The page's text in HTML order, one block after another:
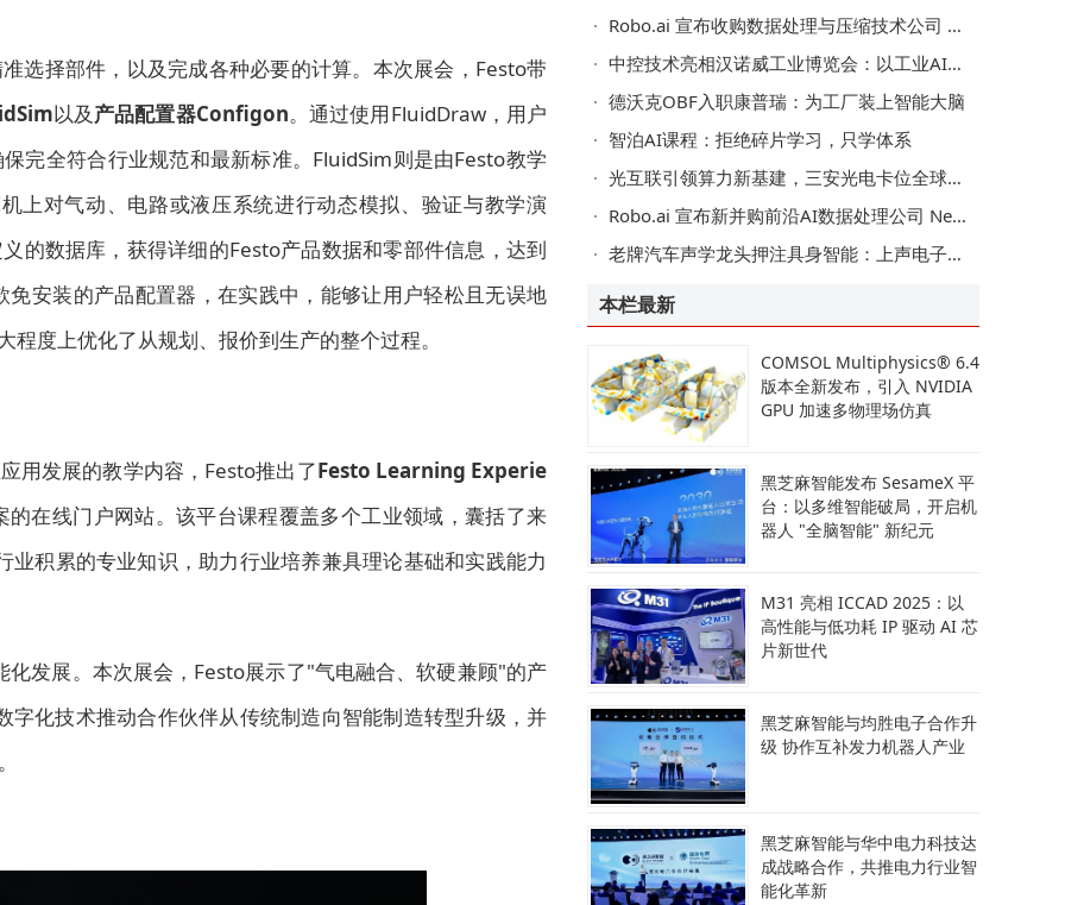
选择部件，以及完成各种必要的计算。本次展会，Festo带
以及产品配置器Configon。通过使用FluidDraw，用户
完全符合行业规范和最新标准。FluidSim则是由Festo教学
上对气动、电路或液压系统进行动态模拟、验证与教学演
的数据库，获得详细的Festo产品数据和零部件信息，达到
安装的产品配置器，在实践中，能够让用户轻松且无误地
度上优化了从规划、报价到生产的整个过程。
用发展的教学内容，Festo推出了Festo Learning Experie
在线门户网站。该平台课程覆盖多个工业领域，囊括了来
积累的专业知识，助力行业培养兼具理论基础和实践能力
发展。本次展会，Festo展示了"气电融合、软硬兼顾"的产
化技术推动合作伙伴从传统制造向智能制造转型升级，并
Robo.ai 宣布收购数据处理与压缩技术公司 Neurovia，构建 AI 基础设施，赋能机器经济
中控技术亮相汉诺威工业博览会：以工业AI之力让客户投入实现可持续演进
德沃克OBF入职康普瑞：为工厂装上智能大脑
智泊AI课程：拒绝碎片学习，只学体系
光互联引领算力新基建，三安光电卡位全球产业新周期
Robo.ai 宣布新并购前沿AI数据处理公司 Neurovia的CEO任命
老牌汽车声学龙头押注具身智能：上声电子牵手戴盟，触觉赛道迎来"产业化奇点"
本栏最新
COMSOL Multiphysics® 6.4
版本全新发布，引入 NVIDIA
GPU 加速多物理场仿真
黑芝麻智能发布 SesameX 平
台：以多维智能破局，开启机
器人 "全脑智能" 新纪元
M31 亮相 ICCAD 2025：以
高性能与低功耗 IP 驱动 AI 芯
片新世代
黑芝麻智能与均胜电子合作升
级 协作互补发力机器人产业
黑芝麻智能与华中电力科技达
成战略合作，共推电力行业智
能化革新